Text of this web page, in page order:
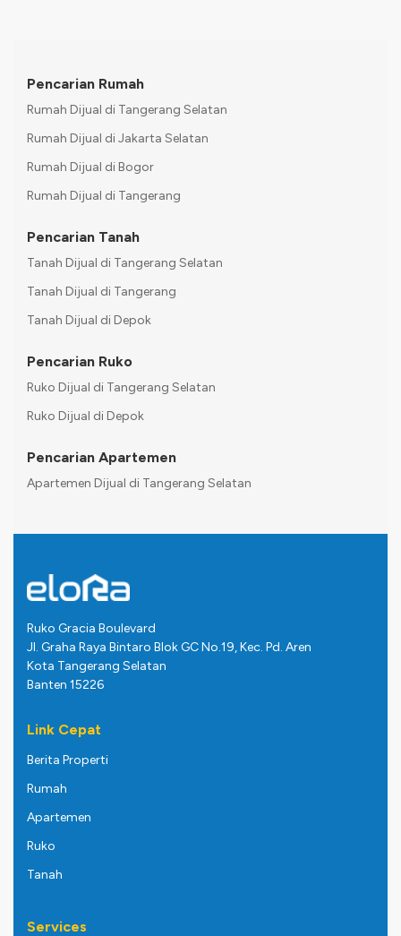
Pencarian Rumah
Rumah Dijual di Tangerang Selatan
Rumah Dijual di Jakarta Selatan
Rumah Dijual di Bogor
Rumah Dijual di Tangerang
Pencarian Tanah
Tanah Dijual di Tangerang Selatan
Tanah Dijual di Tangerang
Tanah Dijual di Depok
Pencarian Ruko
Ruko Dijual di Tangerang Selatan
Ruko Dijual di Depok
Pencarian Apartemen
Apartemen Dijual di Tangerang Selatan
Ruko Gracia Boulevard
Jl. Graha Raya Bintaro Blok GC No.19, Kec. Pd. Aren
Kota Tangerang Selatan
Banten 15226
Link Cepat
Berita Properti
Rumah
Apartemen
Ruko
Tanah
Services